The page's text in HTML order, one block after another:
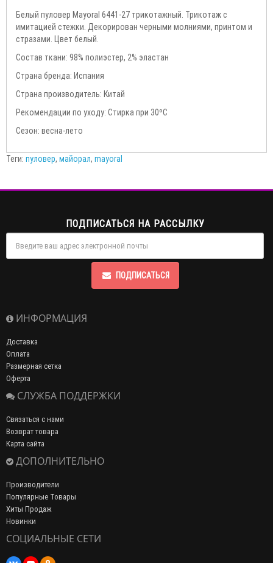
Белый пуловер Mayoral 6441-27 трикотажный. Трикотаж с
имитацией стежки. Декорирован черными молниями, принтом и
стразами. Цвет белый.
Состав ткани: 98% полиэстер, 2% эластан
Страна бренда: Испания
Страна производитель: Китай
Рекомендации по уходу: Стирка при 30ºС
Сезон: весна-лето
Теги: пуловер, майорал, mayoral
ПОДПИСАТЬСЯ НА РАССЫЛКУ
ПОДПИСАТЬСЯ
ИНФОРМАЦИЯ
Доставка
Оплата
Размерная сетка
Оферта
СЛУЖБА ПОДДЕРЖКИ
Связаться с нами
Возврат товара
Карта сайта
ДОПОЛНИТЕЛЬНО
Производители
Популярные Товары
Хиты Продаж
Новинки
СОЦИАЛЬНЫЕ СЕТИ